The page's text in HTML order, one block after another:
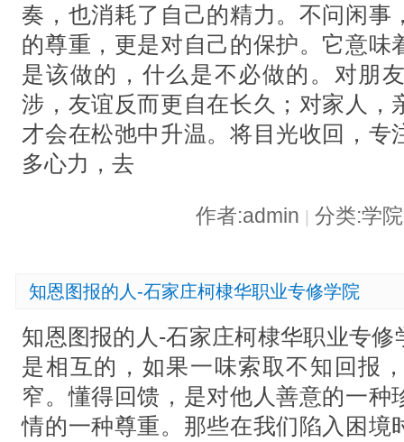
奏，也消耗了自己的精力。不问闲事
的尊重，更是对自己的保护。它意味
是该做的，什么是不必做的。对朋
涉，友谊反而更自在长久；对家人，
才会在松弛中升温。将目光收回，专
多心力，去
作者:admin 分类:学
知恩图报的人-石家庄柯棣华职业专修学院
知恩图报的人-石家庄柯棣华职业专
是相互的，如果一味索取不知回报
窄。懂得回馈，是对他人善意的一种
情的一种尊重。那些在我们陷入困境